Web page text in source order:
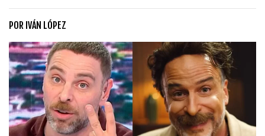
POR IVÁN LÓPEZ